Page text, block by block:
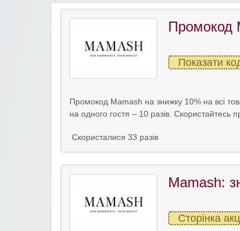
Промокод
Показати
Промокод Mamash на знижку 10% на всі
на одного гостя – 10 разів. Скористайтесь
Скористалися 33 разів
Mamash:
Сторінка